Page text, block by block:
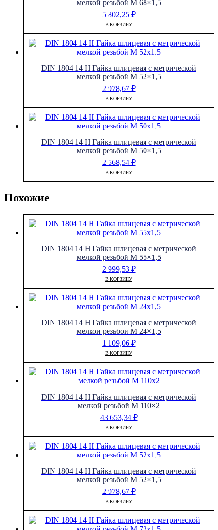
мелкой резьбой M 68×1,5
5 802,25 ₽
В КОРЗИНУ
DIN 1804 14 H Гайка шлицевая с метрической
мелкой резьбой M 52×1,5
2 978,67 ₽
В КОРЗИНУ
DIN 1804 14 H Гайка шлицевая с метрической
мелкой резьбой M 50×1,5
2 568,54 ₽
В КОРЗИНУ
Похожие
DIN 1804 14 H Гайка шлицевая с метрической
мелкой резьбой M 55×1,5
2 999,53 ₽
В КОРЗИНУ
DIN 1804 14 H Гайка шлицевая с метрической
мелкой резьбой M 24×1,5
1 109,06 ₽
В КОРЗИНУ
DIN 1804 14 H Гайка шлицевая с метрической
мелкой резьбой M 110×2
43 653,34 ₽
В КОРЗИНУ
DIN 1804 14 H Гайка шлицевая с метрической
мелкой резьбой M 52×1,5
2 978,67 ₽
В КОРЗИНУ